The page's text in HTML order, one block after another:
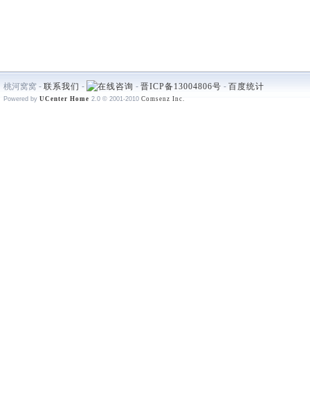
桃河窝窝 - 联系我们 - - 晋ICP备13004806号 - 百度统计
Powered by UCenter Home 2.0 © 2001-2010 Comsenz Inc.